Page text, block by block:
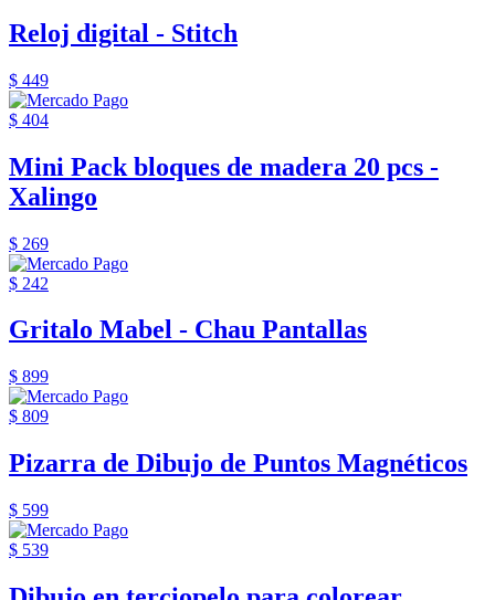
Reloj digital - Stitch
$ 449
$ 404
Mini Pack bloques de madera 20 pcs -
Xalingo
$ 269
$ 242
Gritalo Mabel - Chau Pantallas
$ 899
$ 809
Pizarra de Dibujo de Puntos Magnéticos
$ 599
$ 539